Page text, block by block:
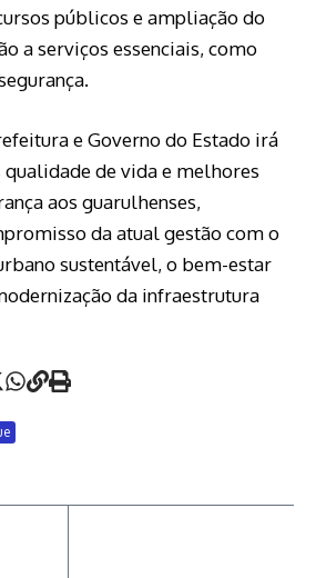
públicos e ampliação do
a serviços essenciais, como
e Governo do Estado irá
de vida e melhores
aos guarulhenses,
da atual gestão com o
sustentável, o bem-estar
da infraestrutura